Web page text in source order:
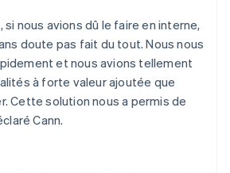
si nous avions dû le faire en interne,
doute pas fait du tout. Nous nous
et nous avions tellement
à forte valeur ajoutée que
Cette solution nous a permis de
Cann.